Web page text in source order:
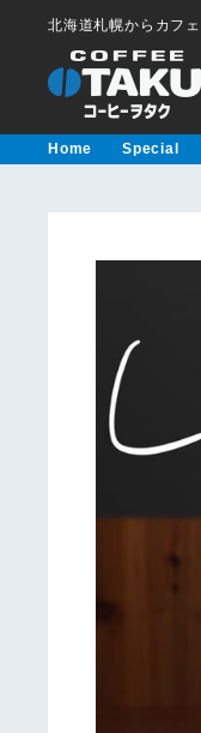
北海道札幌からカフ
Home Special